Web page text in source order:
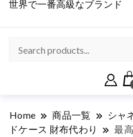
世界で一番高級なブランド
Home 商品一覧 シャ
ドケース 財布代わり
最